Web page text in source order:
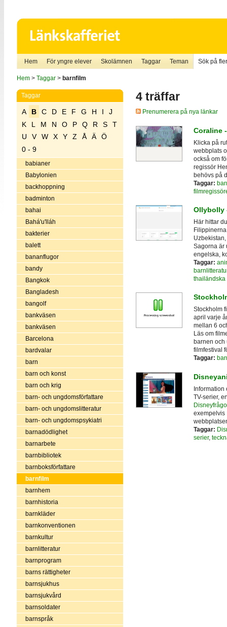
Hem För yngre elever Skolämnen Taggar Teman Sök på
Hem> Taggar> barnfilm
Taggar
A B C D E F G H I
J
K
L M N O P Q R S
T
U
V W X Y Z Å Ä
Ö
0 - 9
babianer
Babylonien
backhoppning
badminton
bahai
Bahá'u'lláh
bakterier
balett
bananflugor
bandy
Bangkok
Bangladesh
bangolf
bankväsen
bankväsen
Barcelona
bardvalar
barn
barn och konst
barn och krig
barn- och ungdomsförfattare
barn- och ungdomslitteratur
barn- och ungdomspsykiatri
barnadödlighet
barnarbete
barnbibliotek
barnboksförfattare
barnfilm
barnhem
barnhistoria
barnkläder
barnkonventionen
barnkultur
barnlitteratur
barnprogram
barns rättigheter
barnsjukhus
barnsjukvård
barnsoldater
barnspråk
4 träffar
Prenumerera på nya länkar
Coraline
Klicka på
webbplats
också om
regissör
behövs på
Taggar:
Ollybolly
Här hittar
Sagorna är
engelska,
Taggar:
thailändska
Stockholm
april varje
mellan 6
Läs om
barnen och
filmfestival
Taggar:
Information
TV-serier,
exempelvis
Taggar:
serier,